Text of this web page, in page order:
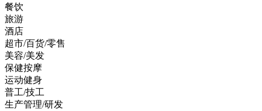
餐饮
旅游
酒店
超市/百货/零售
美容/美发
保健按摩
运动健身
普工/技工
生产管理/研发